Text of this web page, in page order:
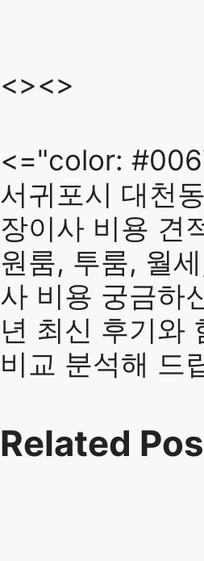
<><>
<="color:
서귀포시 대천
장이사 비용 견
원룸, 투룸, 월
사 비용 궁금하
년 최신 후기와
비교 분석해 드
Related